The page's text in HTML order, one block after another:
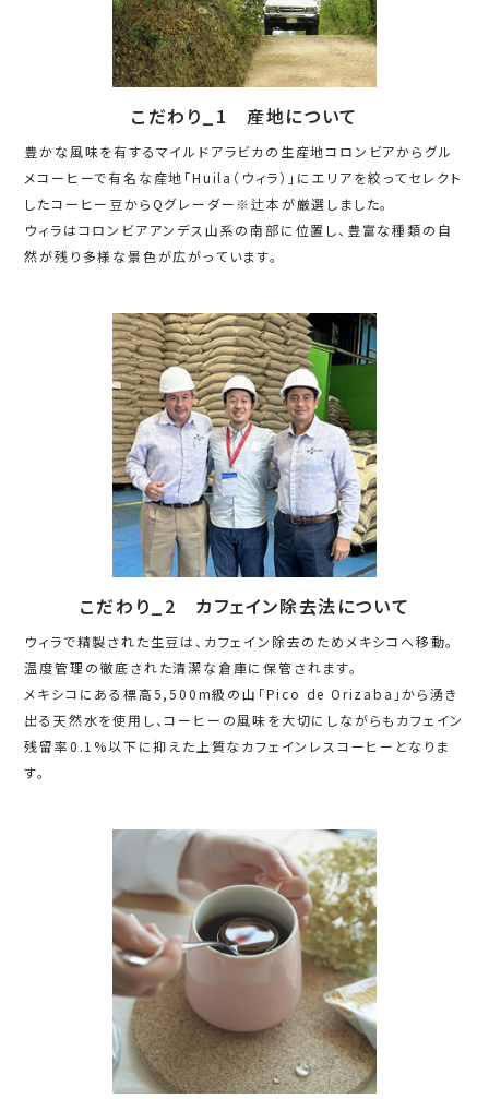
こだわり_1 産地について
豊かな風味を有するマイルドアラビカの生産地コロンビアからグル
メコーヒーで有名な産地「Huila（ウィラ）」にエリアを絞ってセレクト
したコーヒー豆からQグレーダー※辻本が厳選しました。
ウィラはコロンビアアンデス山系の南部に位置し、豊富な種類の自
然が残り多様な景色が広がっています。
こだわり_2 カフェイン除去法について
ウィラで精製された生豆は、カフェイン除去のためメキシコへ移動。
温度管理の徹底された清潔な倉庫に保管されます。
メキシコにある標高5,500m級の山「Pico de Orizaba」から湧き
出る天然水を使用し、コーヒーの風味を大切にしながらもカフェイン
残留率0.1%以下に抑えた上質なカフェインレスコーヒーとなりま
す。